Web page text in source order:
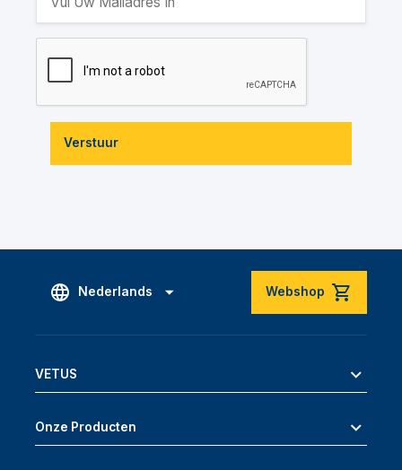
Verstuur
Nederlands Webshop
VETUS
Onze Producten